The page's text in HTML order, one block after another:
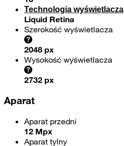
Technologia wyświetlacza
Liquid Retina
Szerokość wyświetlacza
2048 px
Wysokość wyświetlacza
2732 px
Aparat
Aparat przedni
12 Mpx
Aparat tylny